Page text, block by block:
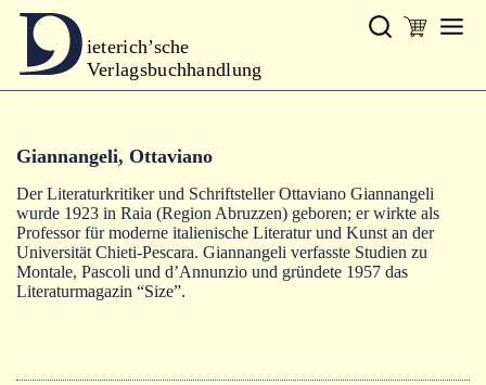
ieterich’sche
Verlagsbuchhandlung
Gesamtprogramm
Autoren
Giannangeli, Ottaviano
Der Literaturkritiker und Schriftsteller Ottaviano Giannangeli
wurde 1923 in Raia (Region Abruzzen) geboren; er wirkte als
Professor für moderne italienische Literatur und Kunst an der
Universität Chieti-Pescara. Giannangeli verfasste Studien zu
Montale, Pascoli und d’Annunzio und gründete 1957 das
Literaturmagazin “Size”.